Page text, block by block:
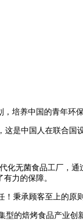
培养中国的青年环
这是中国人在联合国
无菌食品工厂，
力的保障。
秉承顾客至上的
的焙烤食品产业